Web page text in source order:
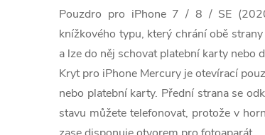
Pouzdro pro iPhone 7 / 8 / SE
knížkového typu, který chrání obě
a lze do něj schovat platební karty nebo
Kryt pro iPhone Mercury je otevírací
nebo platební karty. Přední strana se
stavu můžete telefonovat, protože v